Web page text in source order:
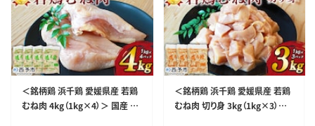
＜銘柄鶏 浜千鶏 愛媛県産 若鶏
むね肉 4kg（1kg×4）＞ 国産 鶏
＜銘柄鶏 浜千鶏 愛媛県産 若鶏
むね肉 切り身 3kg（1kg×3）＞